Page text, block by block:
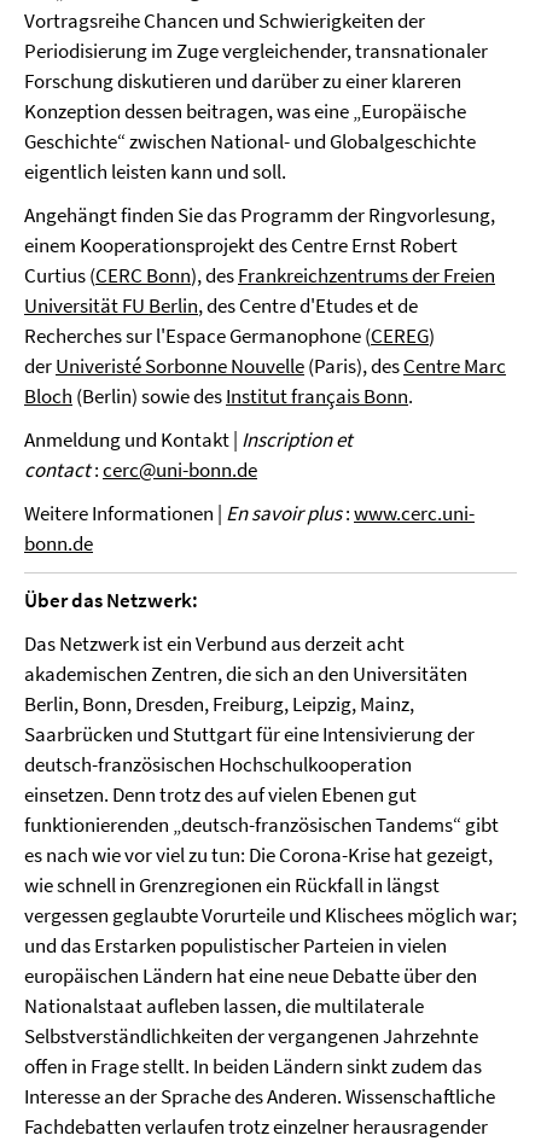
Vortragsreihe Chancen und Schwierigkeiten der
Periodisierung im Zuge vergleichender, transnationaler
Forschung diskutieren und darüber zu einer klareren
Konzeption dessen beitragen, was eine „Europäische
Geschichte“ zwischen National- und Globalgeschichte
eigentlich leisten kann und soll.
Angehängt finden Sie das Programm der Ringvorlesung,
einem Kooperationsprojekt des Centre Ernst Robert
Curtius (CERC Bonn), desFrankreichzentrums der Freien
Universität FU Berlin, des Centre d'Etudes et de
Recherches sur l'Espace Germanophone (CEREG)
derUniveristé Sorbonne Nouvelle(Paris), desCentre Marc
Bloch (Berlin) sowie desInstitut français Bonn.
Anmeldung und Kontakt | Inscription et
contact:cerc@uni-bonn.de
Weitere Informationen | En savoir plus:www.cerc.uni-
bonn.de
Über das Netzwerk:
Das Netzwerk ist ein Verbund aus derzeit acht
akademischen Zentren, die sich an den Universitäten
Berlin, Bonn, Dresden, Freiburg, Leipzig, Mainz,
Saarbrücken und Stuttgart für eine Intensivierung der
deutsch-französischen Hochschulkooperation
einsetzen. Denn trotz des auf vielen Ebenen gut
funktionierenden „deutsch-französischen Tandems“ gibt
es nach wie vor viel zu tun: Die Corona-Krise hat gezeigt,
wie schnell in Grenzregionen ein Rückfall in längst
vergessen geglaubte Vorurteile und Klischees möglich war;
und das Erstarken populistischer Parteien in vielen
europäischen Ländern hat eine neue Debatte über den
Nationalstaat aufleben lassen, die multilaterale
Selbstverständlichkeiten der vergangenen Jahrzehnte
offen in Frage stellt. In beiden Ländern sinkt zudem das
Interesse an der Sprache des Anderen. Wissenschaftliche
Fachdebatten verlaufen trotz einzelner herausragender